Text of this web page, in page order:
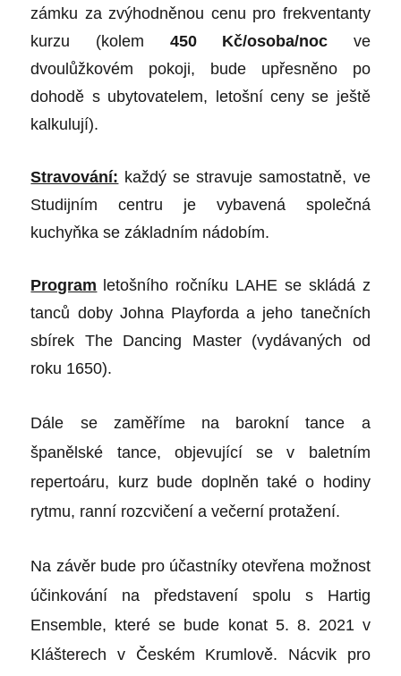
zámku za zvýhodněnou cenu pro frekventanty
kurzu (kolem 450 Kč/osoba/noc ve
dvoulůžkovém pokoji, bude upřesněno po
dohodě s ubytovatelem, letošní ceny se ještě
kalkulují).
Stravování: každý se stravuje samostatně, ve
Studijním centru je vybavená společná
kuchyňka se základním nádobím.
Program letošního ročníku LAHE se skládá z
tanců doby Johna Playforda a jeho tanečních
sbírek The Dancing Master (vydávaných od
roku 1650).
Dále se zaměřímena barokní tance a
španělské tance, objevující se v baletním
repertoáru, kurz bude doplněn také o hodiny
rytmu, ranní rozcvičení a večerní protažení.
Na závěr bude pro účastníky otevřena možnost
účinkování na představení spolu s Hartig
Ensemble, které se bude konat 5. 8. 2021 v
Klášterech v Českém Krumlově. Nácvik pro